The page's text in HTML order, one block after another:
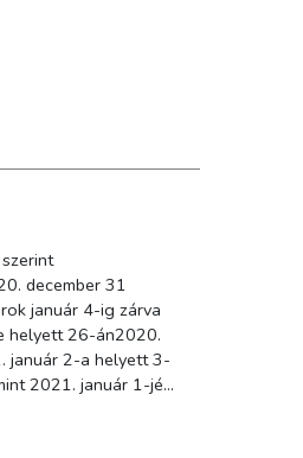
december 31
január 4-ig zárva
helyett 26-án2020.
január 2-a helyett 3-
2021. január 1-jén